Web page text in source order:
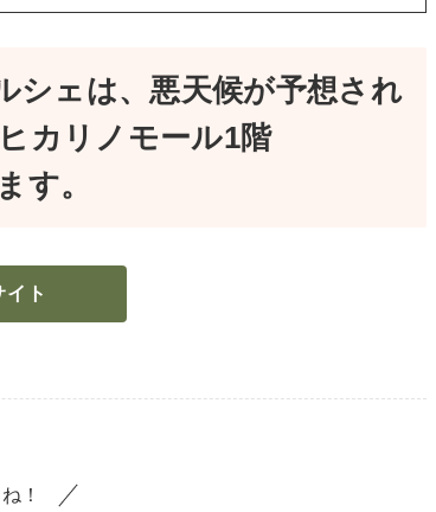
シェは、悪天候が予想され
カリノモール1階
す。
イト
！